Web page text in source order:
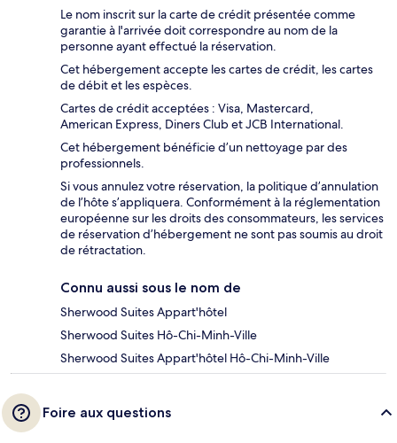
Le nom inscrit sur la carte de crédit présentée comme
garantie à l'arrivée doit correspondre au nom de la
personne ayant effectué la réservation.
Cet hébergement accepte les cartes de crédit, les cartes
de débit et les espèces.
Cartes de crédit acceptées : Visa, Mastercard,
American Express, Diners Club et JCB International.
Cet hébergement bénéficie d’un nettoyage par des
professionnels.
Si vous annulez votre réservation, la politique d’annulation
de l’hôte s’appliquera. Conformément à la réglementation
européenne sur les droits des consommateurs, les services
de réservation d’hébergement ne sont pas soumis au droit
de rétractation.
Connu aussi sous le nom de
Sherwood Suites Appart'hôtel
Sherwood Suites Hô-Chi-Minh-Ville
Sherwood Suites Appart'hôtel Hô-Chi-Minh-Ville
Foire aux questions